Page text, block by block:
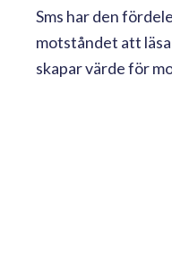
Sms har den
motståndet att
skapar värde för